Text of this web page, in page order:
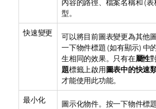
內容的路徑、檔案名稱和 (表
型。
快速變更
可以將目前圖表變更為其他
一下物件標題 (如有顯示) 中
生相同的效果。只有在屬性
題標籤上啟用圖表中的快速
才能使用此功能。
最小化
圖示化物件。按一下物件標